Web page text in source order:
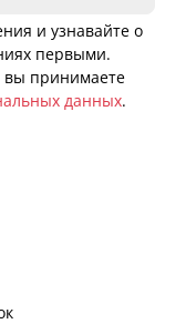
и узнавайте о
первыми.
вы принимаете
данных.